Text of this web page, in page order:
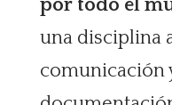
por todo el
una disciplina
comunicación